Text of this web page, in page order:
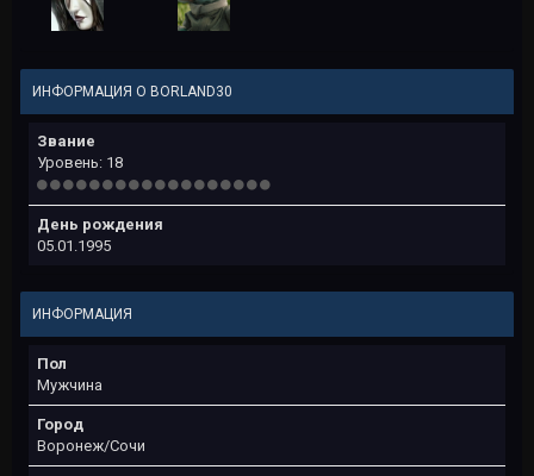
ИНФОРМАЦИЯ О BORLAND30
Звание
Уровень: 18
День рождения
05.01.1995
ИНФОРМАЦИЯ
Пол
Мужчина
Город
Воронеж/Сочи